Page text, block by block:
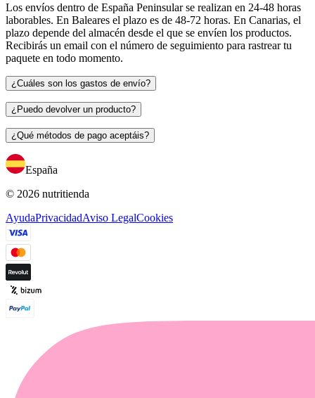
Los envíos dentro de España Peninsular se realizan en 24-48 horas
laborables. En Baleares el plazo es de 48-72 horas. En Canarias, el
plazo depende del almacén desde el que se envíen los productos.
Recibirás un email con el número de seguimiento para rastrear tu
paquete en todo momento.
¿Cuáles son los gastos de envío?
¿Puedo devolver un producto?
¿Qué métodos de pago aceptáis?
España
© 2026 nutritienda
AyudaPrivacidadAviso LegalCookies